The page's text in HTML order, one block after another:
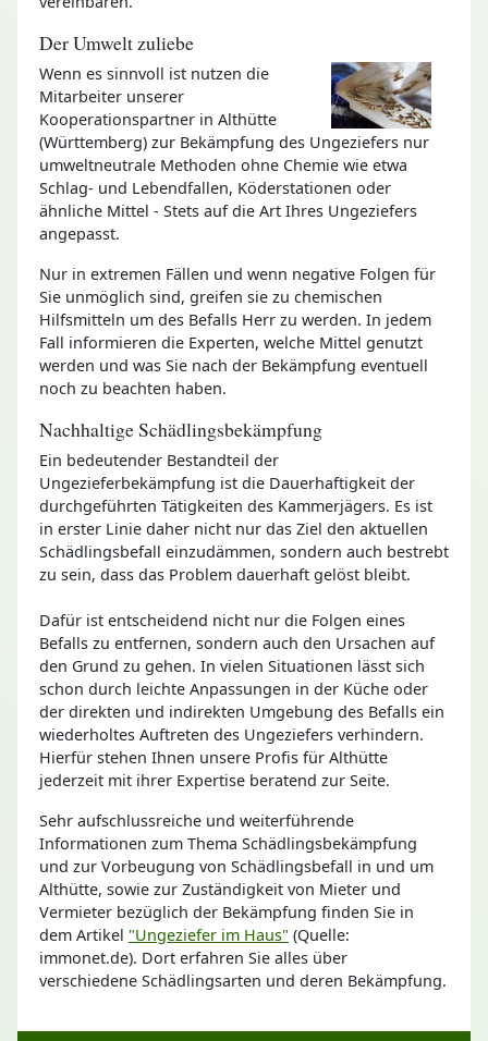
Der Umwelt zuliebe
Wenn es sinnvoll ist nutzen die
Mitarbeiter unserer
Kooperationspartner in Althütte
(Württemberg) zur Bekämpfung des Ungeziefers nur
umweltneutrale Methoden ohne Chemie wie etwa
Schlag- und Lebendfallen, Köderstationen oder
ähnliche Mittel - Stets auf die Art Ihres Ungeziefers
angepasst.
Nur in extremen Fällen und wenn negative Folgen für
Sie unmöglich sind, greifen sie zu chemischen
Hilfsmitteln um des Befalls Herr zu werden. In jedem
Fall informieren die Experten, welche Mittel genutzt
werden und was Sie nach der Bekämpfung eventuell
noch zu beachten haben.
Nachhaltige Schädlingsbekämpfung
Ein bedeutender Bestandteil der
Ungezieferbekämpfung ist die Dauerhaftigkeit der
durchgeführten Tätigkeiten des Kammerjägers. Es ist
in erster Linie daher nicht nur das Ziel den aktuellen
Schädlingsbefall einzudämmen, sondern auch bestrebt
zu sein, dass das Problem dauerhaft gelöst bleibt.
Dafür ist entscheidend nicht nur die Folgen eines
Befalls zu entfernen, sondern auch den Ursachen auf
den Grund zu gehen. In vielen Situationen lässt sich
schon durch leichte Anpassungen in der Küche oder
der direkten und indirekten Umgebung des Befalls ein
wiederholtes Auftreten des Ungeziefers verhindern.
Hierfür stehen Ihnen unsere Profis für Althütte
jederzeit mit ihrer Expertise beratend zur Seite.
Sehr aufschlussreiche und weiterführende
Informationen zum Thema Schädlingsbekämpfung
und zur Vorbeugung von Schädlingsbefall in und um
Althütte, sowie zur Zuständigkeit von Mieter und
Vermieter bezüglich der Bekämpfung finden Sie in
dem Artikel "Ungeziefer im Haus" (Quelle:
immonet.de). Dort erfahren Sie alles über
verschiedene Schädlingsarten und deren Bekämpfung.